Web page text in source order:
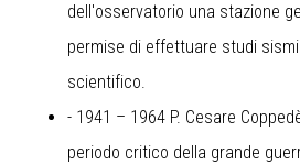
dell'osservatorio una stazione
permise di effettuare studi
scientifico.
- 1941 – 1964 P. Cesare
periodo critico della grande